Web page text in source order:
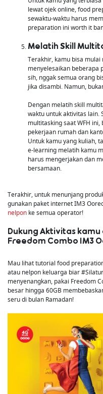
lewat ojek online, food
sewaktu-waktu harus
preparation ini worth it
Melatih Skill
Terakhir, kamu bisa
menyelesaikan beberapa
sih, nggak semua orang
jika disambi. Namun,
Dengan melatih skill
waktu untuk aktivitas lain.
multitasking saat WFH
pekerjaan rumah dan
Untuk kamu yang kuliah,
e-learning melatih kamu
harus mengerjakan dan
bersamaan.
Terakhir, untuk menunjang
gunakan paket internet IM3
nelpon ke semua operator!
Dukung Aktivitas
Freedom Combo IM3
Mau lihat tutorial food
atau nelpon keluarga biar
menyenangkan, pakai Freedom
besar hingga 60GB
seru di bulan Ramadan!